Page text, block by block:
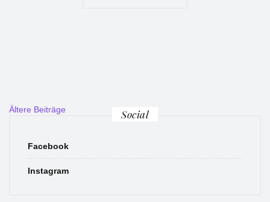
Beitragsnavigation
Ältere Beiträge Social
Facebook
Instagram